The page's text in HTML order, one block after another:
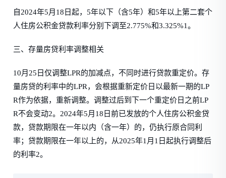
自2024年5月18日起，5年以下（含5年）和5年以上第二套个
人住房公积金贷款利率分别下调至2.775%和3.325%1。
三、存量房贷利率调整相关
10月25日仅调整LPR的加减点，不同时进行贷款重定价。存
量房贷的利率中的LPR，会根据重新定价日以最新一期的LP
R作为依据，重新调整。调整过后到下一个重定价日之前LP
R不会变动2。2024年5月18日前已发放的个人住房公积金贷
款，贷款期限在一年以内（含一年）的，仍执行原合同利
率；贷款期限在一年以上的，从2025年1月1日起执行调整后
的利率2。